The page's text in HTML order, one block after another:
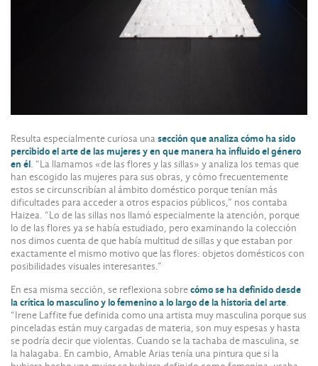
Resulta especialmente curiosa unasección que analiza cómo ha sido
percibido el arte de las mujeres y en que manera ha influido el género
en él. “La llamamos «de las flores y las sillas» y analiza los temas que
han escogido las mujeres para sus obras, y cómo frecuentemente
estos se circunscribían al ámbito doméstico porque tenían más
dificultades para acceder a otros espacios públicos,” nos contaba
Haizea. “Lo de las sillas nos llamó especialmente la atención, porque
lo de las flores ya se había estudiado, pero examinando la colección
nos dimos cuenta de que había multitud de sillas y que estaban por
exactamente el mismo motivo que las flores: objetos domésticos con
posibilidades visuales interesantes.”
En esa misma sección, se reflexiona sobrecómo se ha definido desde
la crítica lo masculino y lo femenino a lo largo de la historia del arte.
“Irene Laffite fue definida como una artista muy masculina porque sus
pinceladas están muy cargadas de materia, son muy espesas y hasta
se podría decir que violentas. Cuando se la tachaba de masculina, se
la halagaba. En cambio, Amable Arias tenía una pintura que si la